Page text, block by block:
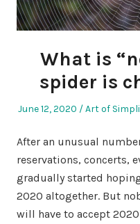
What is
spider is
Posted
June 12, 2020
Posted
Art of
After an unusual
reservations, concerts,
gradually started
2020 altogether. But
will have to accept